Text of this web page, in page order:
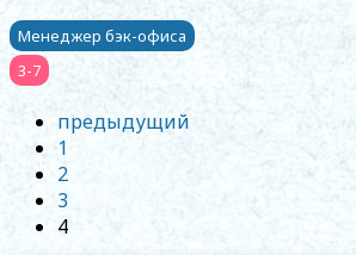
Менеджер бэк-офиса
3-7
Posts
navigation
предыдущий
1
2
3
4